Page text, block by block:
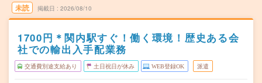
未読 掲載日 2026/08/10
1700円＊関内駅すぐ！働く環境！歴史ある会
社での輸出入手配業務
交通費別途支給あり 土日祝日が休み WEB登録OK 派遣